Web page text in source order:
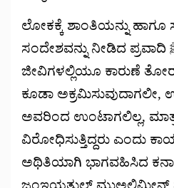
ಲೋಕಕ್ಕೆ ಶಾಂತಿಯನ್ನು
ಸಂದೇಶವನ್ನು ನೀಡಿದ ಪ್ರವಾದಿ ﷺ ರು ಪ್ರತಿಯೊಂದು
ಜೀವಿಗಳಲ್ಲಿಯೂ ಕಾರುಣೆ
ಕೂಡಾ ಅಕ್ರಮಿಸುವುದಾಗಲೀ,
ಅವರಿಂದ ಉಂಟಾಗಲಿಲ್ಲ,
ವಿರೋಧಿಸುತ್ತಿದ್ದರು ಎಂದು
ಅಥಿತಿಯಾಗಿ ಭಾಗವಹಿಸಿದ
ಜಂಇಯತುಲ್ ಮುಅಲ್ಲಿಮೀನ್